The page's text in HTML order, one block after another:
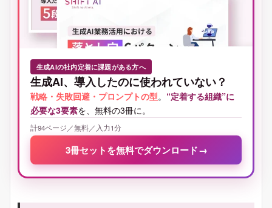
生成AIの社内定着に課題がある方へ
生成AI、導入したのに使われていない？
戦略・失敗回避・プロンプトの型。 “定着する組織”に
必要な3要素を、無料の3冊に。
計94ページ／無料／入力1分
3冊セットを無料でダウンロード →